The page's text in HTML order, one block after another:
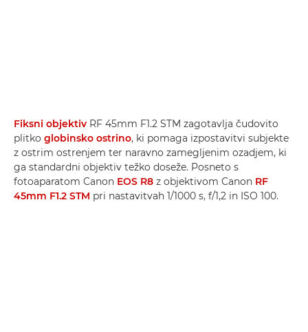
Fiksni objektiv RF 45mm F1.2 STM zagotavlja čudovito
plitko globinsko ostrino, ki pomaga izpostavitvi subjekte
z ostrim ostrenjem ter naravno zamegljenim ozadjem, ki
ga standardni objektiv težko doseže. Posneto s
fotoaparatom Canon EOS R8 z objektivom Canon RF
45mm F1.2 STM pri nastavitvah 1/1000 s, f/1,2 in ISO 100.